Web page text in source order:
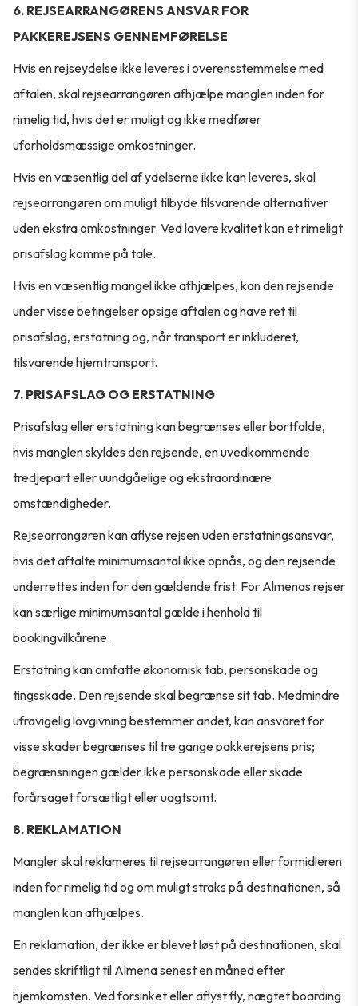
6. REJSEARRANGØRENS ANSVAR FOR
PAKKEREJSENS GENNEMFØRELSE
Hvis en rejseydelse ikke leveres i overensstemmelse med
aftalen, skal rejsearrangøren afhjælpe manglen inden for
rimelig tid, hvis det er muligt og ikke medfører
uforholdsmæssige omkostninger.
Hvis en væsentlig del af ydelserne ikke kan leveres, skal
rejsearrangøren om muligt tilbyde tilsvarende alternativer
uden ekstra omkostninger. Ved lavere kvalitet kan et rimeligt
prisafslag komme på tale.
Hvis en væsentlig mangel ikke afhjælpes, kan den rejsende
under visse betingelser opsige aftalen og have ret til
prisafslag, erstatning og, når transport er inkluderet,
tilsvarende hjemtransport.
7. PRISAFSLAG OG ERSTATNING
Prisafslag eller erstatning kan begrænses eller bortfalde,
hvis manglen skyldes den rejsende, en uvedkommende
tredjepart eller uundgåelige og ekstraordinære
omstændigheder.
Rejsearrangøren kan aflyse rejsen uden erstatningsansvar,
hvis det aftalte minimumsantal ikke opnås, og den rejsende
underrettes inden for den gældende frist. For Almenas rejser
kan særlige minimumsantal gælde i henhold til
bookingvilkårene.
Erstatning kan omfatte økonomisk tab, personskade og
tingsskade. Den rejsende skal begrænse sit tab. Medmindre
ufravigelig lovgivning bestemmer andet, kan ansvaret for
visse skader begrænses til tre gange pakkerejsens pris;
begrænsningen gælder ikke personskade eller skade
forårsaget forsætligt eller uagtsomt.
8. REKLAMATION
Mangler skal reklameres til rejsearrangøren eller formidleren
inden for rimelig tid og om muligt straks på destinationen, så
manglen kan afhjælpes.
En reklamation, der ikke er blevet løst på destinationen, skal
sendes skriftligt til Almena senest en måned efter
hjemkomsten. Ved forsinket eller aflyst fly, nægtet boarding